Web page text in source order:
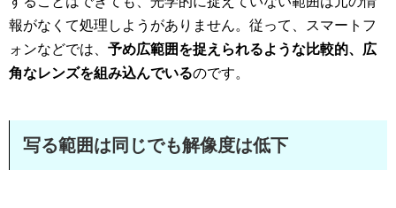
報がなくて処理しようがありません。従って、スマートフ
ォンなどでは、 予め広範囲を捉えられるような比較的、広
角なレンズを組み込んでいるのです。
写る範囲は同じでも解像度は低下